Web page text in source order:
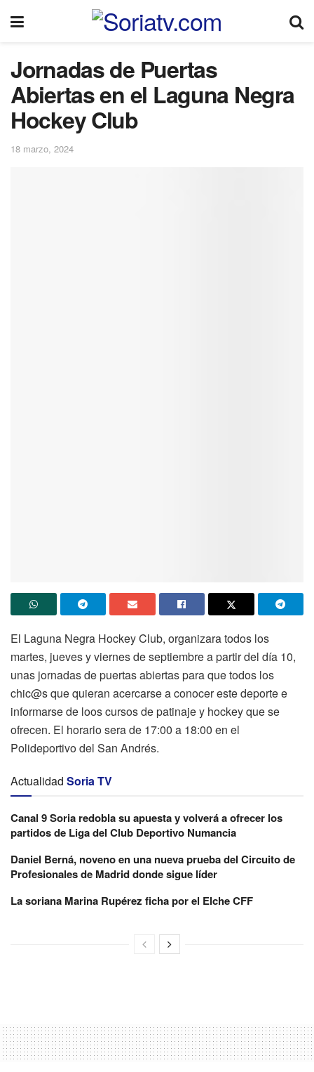
Jornadas de Puertas
Abiertas en el Laguna Negra
Hockey Club
18 marzo, 2024
El Laguna Negra Hockey Club, organizara todos los
martes, jueves y viernes de septiembre a partir del día 10,
unas jornadas de puertas abiertas para que todos los
chic@s que quieran acercarse a conocer este deporte e
informarse de loos cursos de patinaje y hockey que se
ofrecen. El horario sera de 17:00 a 18:00 en el
Polideportivo del San Andrés.
Actualidad Soria TV
Canal 9 Soria redobla su apuesta y volverá a ofrecer los
partidos de Liga del Club Deportivo Numancia
Daniel Berná, noveno en una nueva prueba del Circuito de
Profesionales de Madrid donde sigue líder
La soriana Marina Rupérez ficha por el Elche CFF